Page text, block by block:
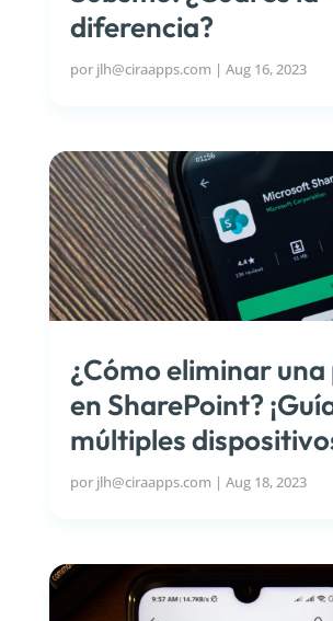
diferencia?
por jlh@ciraapps.com | Aug 16, 2023
¿Cómo eliminar
en SharePoint?
múltiples
por jlh@ciraapps.com | Aug 18, 2023